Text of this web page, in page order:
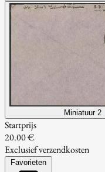
Miniatuur 2
Startprijs
20.00 €
Exclusief verzendkosten
Favorieten